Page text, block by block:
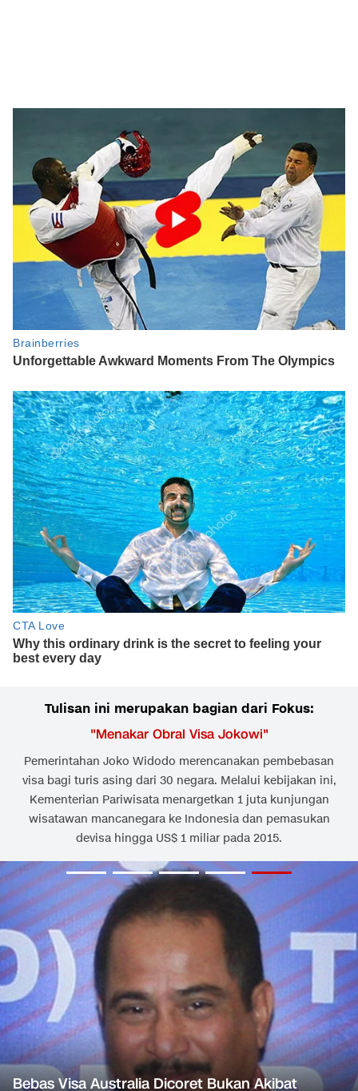
Tulisan ini merupakan bagian dari Fokus:
"Menakar Obral Visa Jokowi"
Pemerintahan Joko Widodo merencanakan pembebasan
visa bagi turis asing dari 30 negara. Melalui kebijakan ini,
Kementerian Pariwisata menargetkan 1 juta kunjungan
wisatawan mancanegara ke Indonesia dan pemasukan
devisa hingga US$ 1 miliar pada 2015.
Bebas Visa Australia Dicoret Bukan Akibat